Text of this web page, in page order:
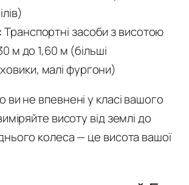
Транспортні засоби з висотою
м до 1,60 м (більші
малі фургони)
ви не впевнені у класі вашого
висоту від землі до
колеса — це висота вашої